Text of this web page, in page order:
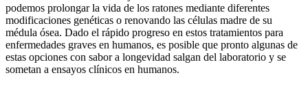
podemos prolongar la vida de los ratones mediante diferentes
modificaciones genéticas o renovando las células madre de su
médula ósea. Dado el rápido progreso en estos tratamientos para
enfermedades graves en humanos, es posible que pronto algunas de
estas opciones con sabor a longevidad salgan del laboratorio y se
sometan a ensayos clínicos en humanos.